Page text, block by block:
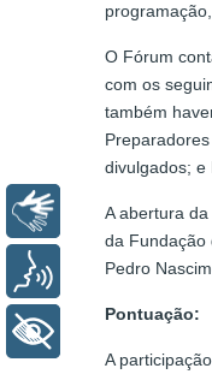
O Fórum
com os
também
divulgados; e
A abertura
da Fundação
Pedro
Pontuação:
A
Libras
Voz